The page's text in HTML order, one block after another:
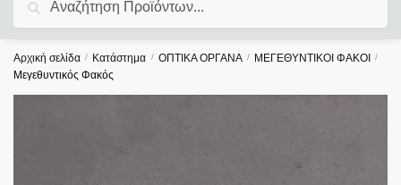
Αναζήτηση
Αρχική σελίδα / Κατάστημα / ΟΠΤΙΚΑ ΟΡΓΑΝΑ / ΜΕΓΕΘΥΝΤΙΚΟΙ ΦΑΚΟΙ /
Μεγεθυντικός Φακός